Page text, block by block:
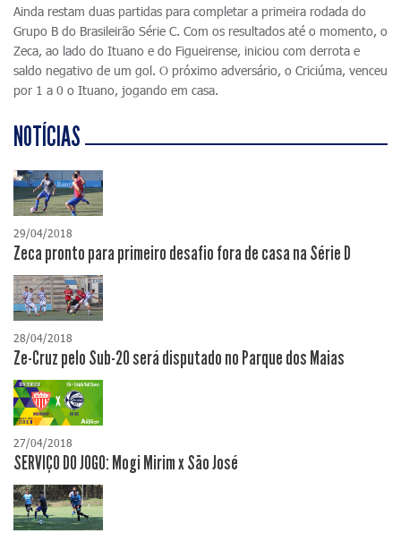
Ainda restam duas partidas para completar a primeira rodada do
Grupo B do Brasileirão Série C. Com os resultados até o momento, o
Zeca, ao lado do Ituano e do Figueirense, iniciou com derrota e
saldo negativo de um gol. O próximo adversário, o Criciúma, venceu
por 1 a 0 o Ituano, jogando em casa.
NOTÍCIAS
29/04/2018
Zeca pronto para primeiro desafio fora de casa na Série D
28/04/2018
Ze-Cruz pelo Sub-20 será disputado no Parque dos Maias
27/04/2018
SERVIÇO DO JOGO: Mogi Mirim x São José